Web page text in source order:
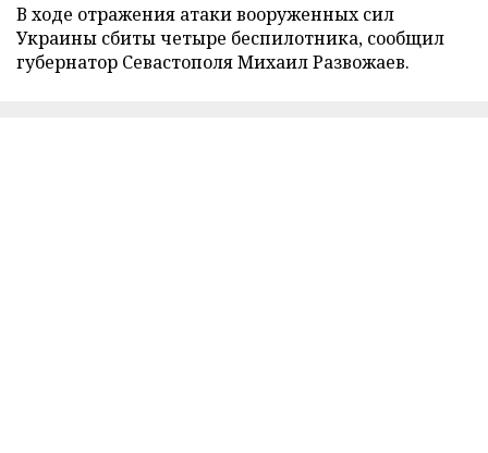
В ходе отражения атаки вооруженных сил
Украины сбиты четыре беспилотника, сообщил
губернатор Севастополя Михаил Развожаев.